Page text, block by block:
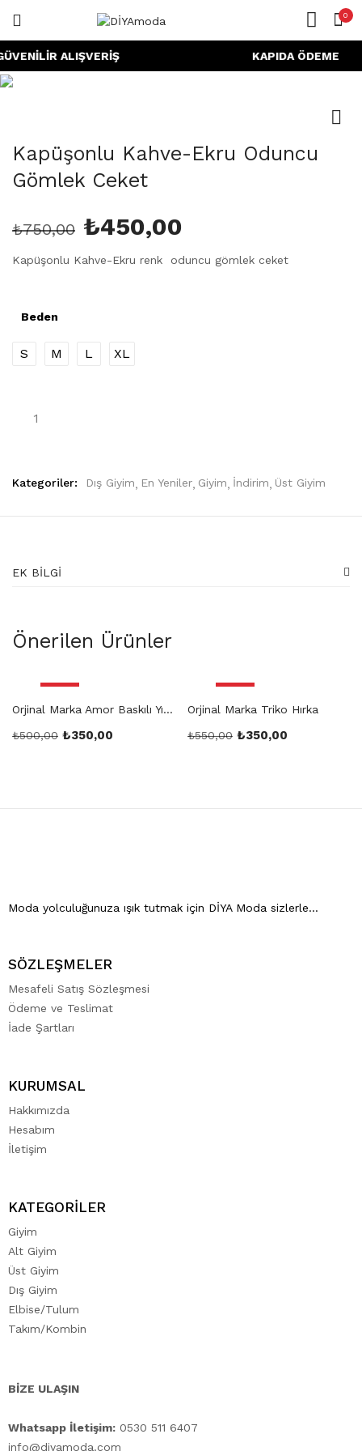
0
HESABIM
GIRIŞ KAYIT OL
Beni Hatırla
Şifreni mi unuttun?
ALIŞVERİŞ KAPIDA ÖDEME
Kapüşonlu Kahve-Ekru Oduncu
Gömlek Ceket
₺750,00 ₺450,00
Kapüşonlu Kahve-Ekru renk oduncu gömlek ceket
Beden
S M L XL
Kategoriler: Dış Giyim En Yeniler Giyim İndirim Üst Giyim
EK BILGI
Önerilen Ürünler
Orjinal Marka Amor Baskılı Yıkamalı Tişört
₺500,00 ₺350,00
Orjinal Marka Triko Hırka
₺550,00 ₺350,00
Moda yolculuğunuza ışık tutmak için DİYA Moda sizlerle…
SÖZLEŞMELER
Mesafeli Satış Sözleşmesi
Ödeme ve Teslimat
İade Şartları
KURUMSAL
Hakkımızda
Hesabım
İletişim
KATEGORİLER
Giyim
Alt Giyim
Üst Giyim
Dış Giyim
Elbise/Tulum
Takım/Kombin
BİZE ULAŞIN
Whatsapp İletişim: 0530 511 6407
info@diyamoda.com